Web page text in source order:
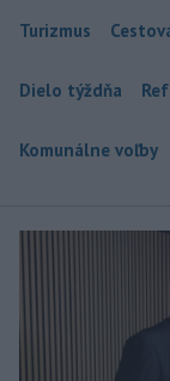
Turizmus
Dielo týždňa
Komunálne voľby